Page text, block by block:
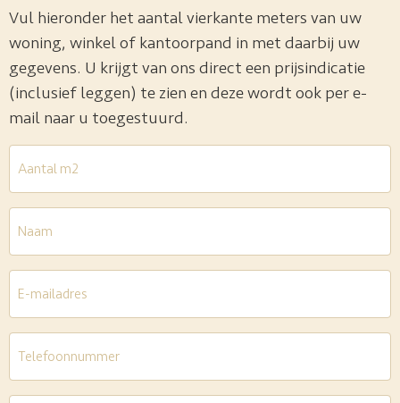
Vul hieronder het aantal vierkante meters van uw
woning, winkel of kantoorpand in met daarbij uw
gegevens. U krijgt van ons direct een prijsindicatie
(inclusief leggen) te zien en deze wordt ook per e-
mail naar u toegestuurd.
m2 *
mailadres *